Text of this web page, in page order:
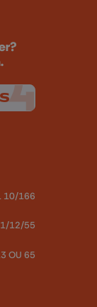
10/166
12/55
OU 65